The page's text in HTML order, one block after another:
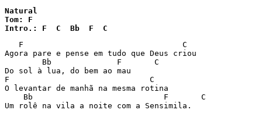
Natural
Tom: F
Intro.: F  C  Bb  F  C
   F   				      C
Agora pare e pense em tudo que Deus criou
        Bb              F       C
Do sol à lua, do bem ao mau
F                              C
O levantar de manhã na mesma rotina
    Bb                            F       C
Um rolê na vila a noite com a Sensimila.